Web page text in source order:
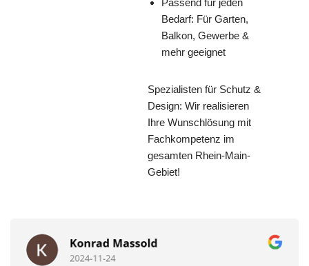
Passend für jeden
Bedarf: Für Garten,
Balkon, Gewerbe &
mehr geeignet
Spezialisten für Schutz &
Design: Wir realisieren
Ihre Wunschlösung mit
Fachkompetenz im
gesamten Rhein-Main-
Gebiet!